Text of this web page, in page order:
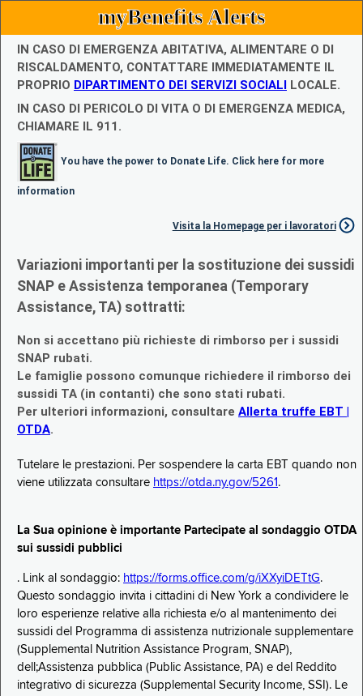
myBenefits Alerts
IN CASO DI EMERGENZA ABITATIVA, ALIMENTARE O DI
RISCALDAMENTO, CONTATTARE IMMEDIATAMENTE IL
PROPRIO DIPARTIMENTO DEI SERVIZI SOCIALI LOCALE.
IN CASO DI PERICOLO DI VITA O DI EMERGENZA MEDICA,
CHIAMARE IL 911.
You have the power to Donate Life. Click here for more
information
Visita la Homepage per i lavoratori
Variazioni importanti per la sostituzione dei sussidi
SNAP e Assistenza temporanea (Temporary
Assistance, TA) sottratti:
Non si accettano più richieste di rimborso per i sussidi
SNAP rubati.
Le famiglie possono comunque richiedere il rimborso dei
sussidi TA (in contanti) che sono stati rubati.
Per ulteriori informazioni, consultare Allerta truffe EBT |
OTDA.
Tutelare le prestazioni. Per sospendere la carta EBT quando non
viene utilizzata consultare https://otda.ny.gov/5261 .
La Sua opinione è importante Partecipate al sondaggio OTDA
sui sussidi pubblici
. Link al sondaggio: https://forms.office.com/g/iXXyiDETtG.
Questo sondaggio invita i cittadini di New York a condividere le
loro esperienze relative alla richiesta e/o al mantenimento dei
sussidi del Programma di assistenza nutrizionale supplementare
(Supplemental Nutrition Assistance Program, SNAP),
dell;Assistenza pubblica (Public Assistance, PA) e del Reddito
integrativo di sicurezza (Supplemental Security Income, SSI). Le